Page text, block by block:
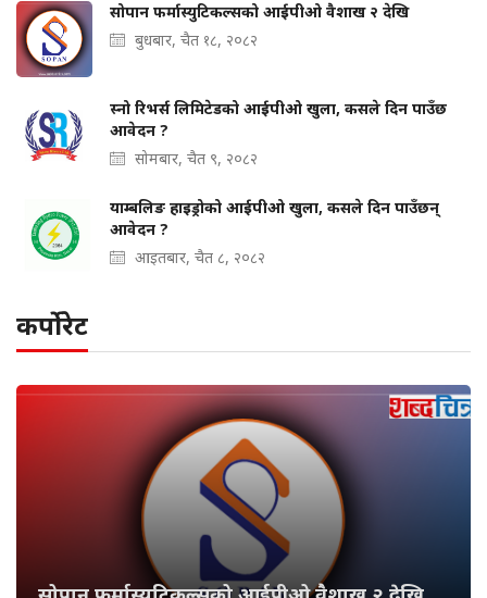
सोपान फर्मास्युटिकल्सको आईपीओ वैशाख २ देखि
बुधबार, चैत १८, २०८२
स्नो रिभर्स लिमिटेडको आईपीओ खुला, कसले दिन पाउँछ
आवेदन ?
सोमबार, चैत ९, २०८२
याम्बलिङ हाइड्रोको आईपीओ खुला, कसले दिन पाउँछन्
आवेदन ?
आइतबार, चैत ८, २०८२
कर्पोरेट